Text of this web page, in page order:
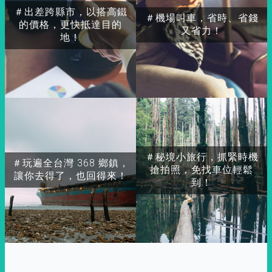
＃出差跨縣市，以搭高鐵
的價格，更快抵達目的
地！
＃玩遍全台灣 368 鄉鎮，
讓你去得了，也回得來！
＃秘境小旅行，抓緊時機
搶拍照，免找車位輕鬆
到！
＃機場叫車，省時、省錢
又省力！